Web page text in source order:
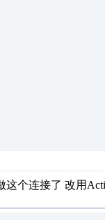
个连接了 改用